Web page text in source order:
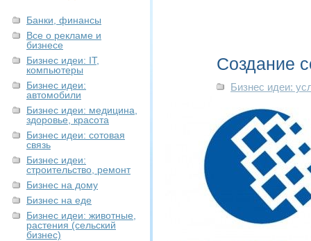
Банки, финансы
Все о рекламе и
бизнесе
Бизнес идеи: IT,
компьютеры
Бизнес идеи:
автомобили
Бизнес идеи: медицина,
здоровье, красота
Бизнес идеи: сотовая
связь
Бизнес идеи:
строительство, ремонт
Бизнес на дому
Бизнес на еде
Бизнес идеи: животные,
растения (сельский
бизнес)
Создание
Бизнес идеи: